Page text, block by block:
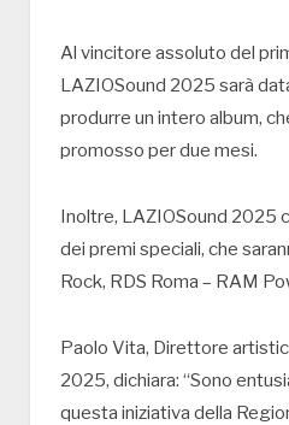
Al vincitore assoluto del
LAZIOSound 2025 sarà
produrre un intero album,
promosso per due mesi.
Inoltre, LAZIOSound 2025
dei premi speciali, che
Rock, RDS Roma – RAM
Paolo Vita, Direttore
2025, dichiara: “Sono
questa iniziativa della